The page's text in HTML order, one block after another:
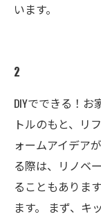
います。
2
DIYでできる！
トルのもと、リ
ォームアイデア
る際は、リノベ
ることもありま
ます。 まず、キ